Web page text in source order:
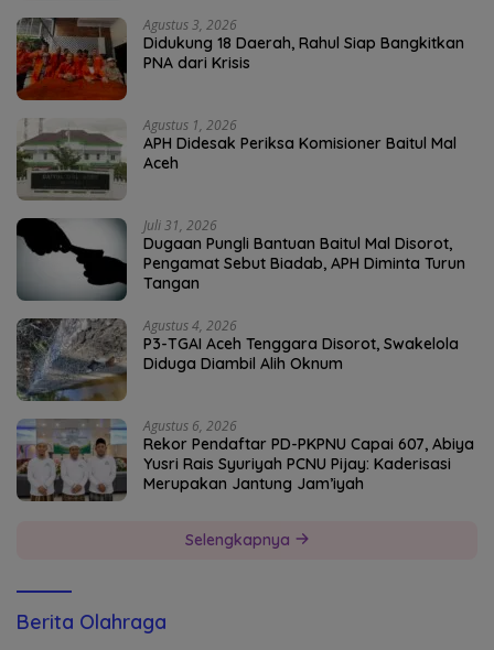
Agustus 3, 2026
Didukung 18 Daerah, Rahul Siap Bangkitkan
PNA dari Krisis
Agustus 1, 2026
APH Didesak Periksa Komisioner Baitul Mal
Aceh
Juli 31, 2026
Dugaan Pungli Bantuan Baitul Mal Disorot,
Pengamat Sebut Biadab, APH Diminta Turun
Tangan
Agustus 4, 2026
P3-TGAI Aceh Tenggara Disorot, Swakelola
Diduga Diambil Alih Oknum
Agustus 6, 2026
Rekor Pendaftar PD-PKPNU Capai 607, Abiya
Yusri Rais Syuriyah PCNU Pijay: Kaderisasi
Merupakan Jantung Jam’iyah
Selengkapnya
Berita Olahraga